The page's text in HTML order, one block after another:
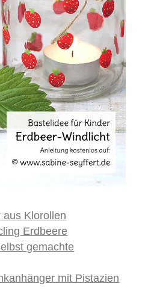
aus Klorollen
Erdbeere
gemachte
mit Pistazien